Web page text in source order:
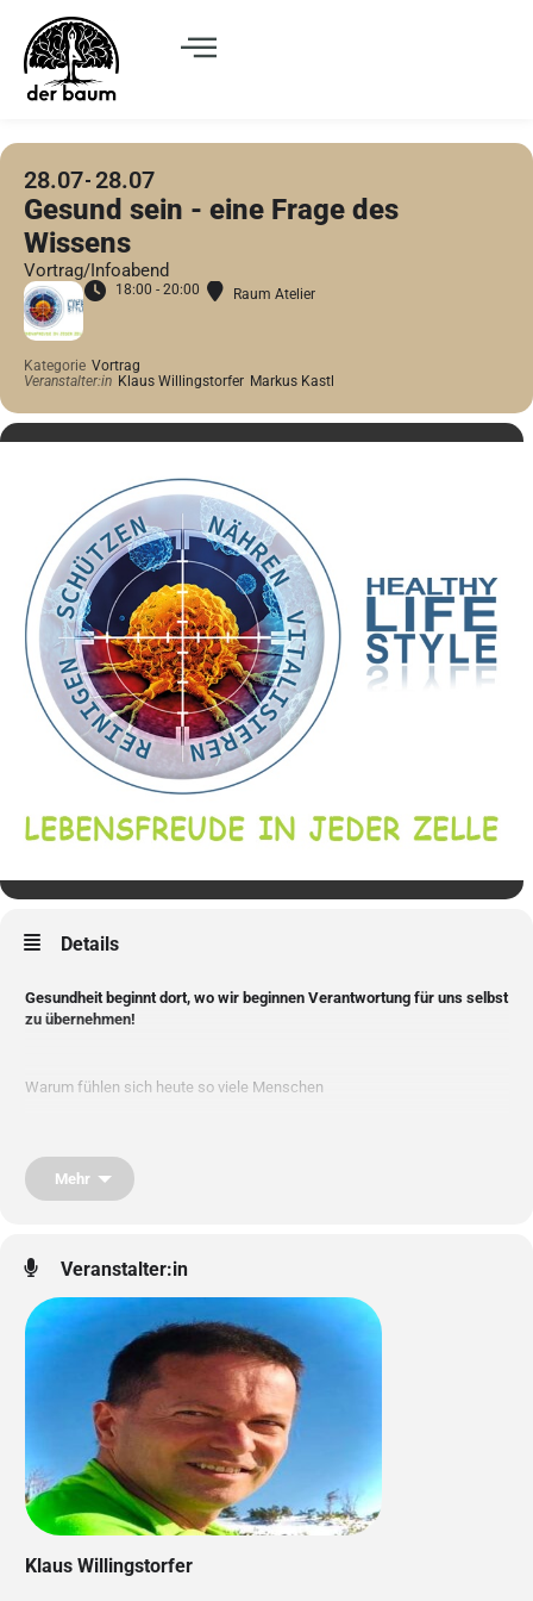
28.07 28.07
Gesund sein - eine Frage des
Wissens
Vortrag/Infoabend
18:00 - 20:00 Raum Atelier
Kategorie Vortrag
Veranstalter:in Klaus Willingstorfer Markus Kastl
Details
Gesundheit beginnt dort, wo wir beginnen Verantwortung für uns selbst
zu übernehmen!
Warum fühlen sich heute so viele Menschen
trotz Gesundheitsbewusstsein
zu faszinierenden neuen Studien und
wissenschaftlichen Forschungsergebnissen,
wie man auf ganz neue und einfachste Weise,
auf Wasserbasis Unterstützung findet bei:
Allergien, Migräne, Kopfschmerzen,
Darmgesundheit, Entzündungen,
Schilddrüsenproblemen,
Schlaf, Haut, Leber, Lymphe,
körperlicher & mentaler Energie,
Mehr
Veranstalter:in
Klaus Willingstorfer